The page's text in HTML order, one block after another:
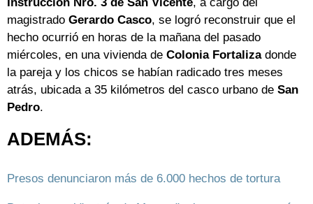
magistrado Gerardo Casco, se logró reconstruir que el
hecho ocurrió en horas de la mañana del pasado
miércoles, en una vivienda de Colonia Fortalizadonde
la pareja y los chicos se habían radicado tres meses
atrás, ubicada a 35 kilómetros del casco urbano de San
Pedro.
ADEMÁS:
Presos denunciaron más de 6.000 hechos de tortura